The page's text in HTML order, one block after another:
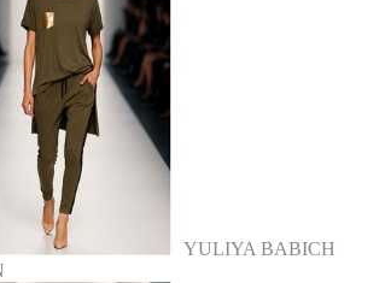
YULIYA BABICH